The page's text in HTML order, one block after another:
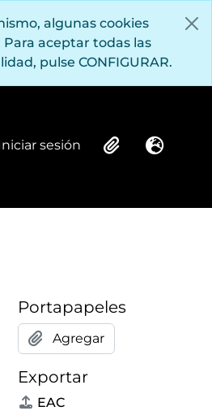
algunas cookies
Para aceptar todas las
pulse CONFIGURAR.
sesión
sesión ClipboardIdioma
Portapapeles
Agregar
Exportar
EAC